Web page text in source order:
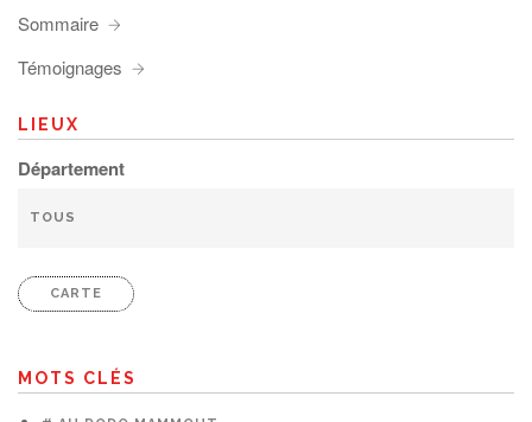
Sommaire
Témoignages
LIEUX
Département
CARTE
MOTS CLÉS